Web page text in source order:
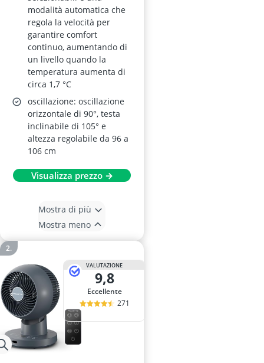
modalità automatica che
regola la velocità per
garantire comfort
continuo, aumentando di
un livello quando la
temperatura aumenta di
circa 1,7 °C
oscillazione: oscillazione
orizzontale di 90°, testa
inclinabile di 105° e
altezza regolabile da 96 a
106 cm
Visualizza prezzo →
Mostra di più
Mostra meno
VALUTAZIONE
9,8
Eccellente
271